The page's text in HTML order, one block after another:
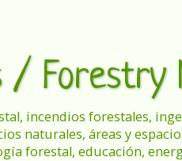
/ Forestry
incendios forestales,
naturales, áreas y
forestal, educación,